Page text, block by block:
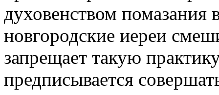
духовенством помазания
новгородские иереи
запрещает такую
предписывается